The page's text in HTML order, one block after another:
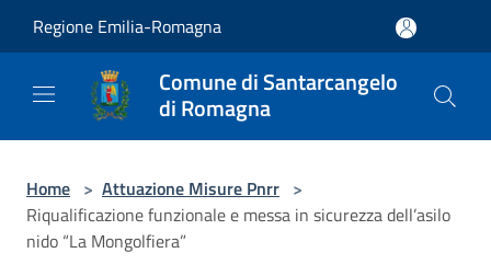
Regione Emilia-Romagna
Comune di Santarcangelo
di Romagna
Home > Attuazione Misure Pnrr >
Riqualificazione funzionale e messa in sicurezza dell’asilo
nido “La Mongolfiera”